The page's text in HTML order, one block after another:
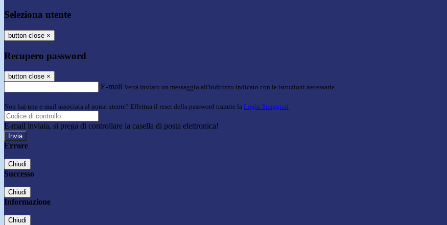
Seleziona utente
button close ×
Recupero password
button close ×
E-mail Verrà inviato un messaggio all'indirizzo indicato con le istruzioni necessarie.
Non hai una e-mail associata al nome utente? Effettua il reset della password tramite la Login Spaggiari
E-mail inviata, si prega di controllare la casella di posta elettronica!
Errore
Chiudi
Successo
Chiudi
Informazione
Chiudi